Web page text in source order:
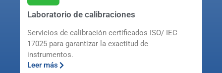
Laboratorio de calibraciones
Servicios de calibración certificados ISO/ IEC
17025 para garantizar la exactitud de
instrumentos.
Leer más